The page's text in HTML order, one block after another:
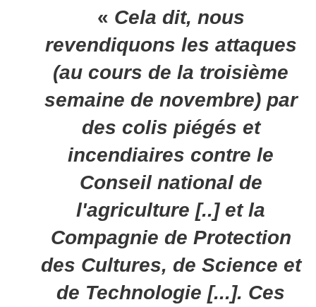
« Cela dit, nous
revendiquons les attaques
(au cours de la troisième
semaine de novembre) par
des colis piégés et
incendiaires contre le
Conseil national de
l'agriculture [..] et la
Compagnie de Protection
des Cultures, de Science et
de Technologie [...]. Ces